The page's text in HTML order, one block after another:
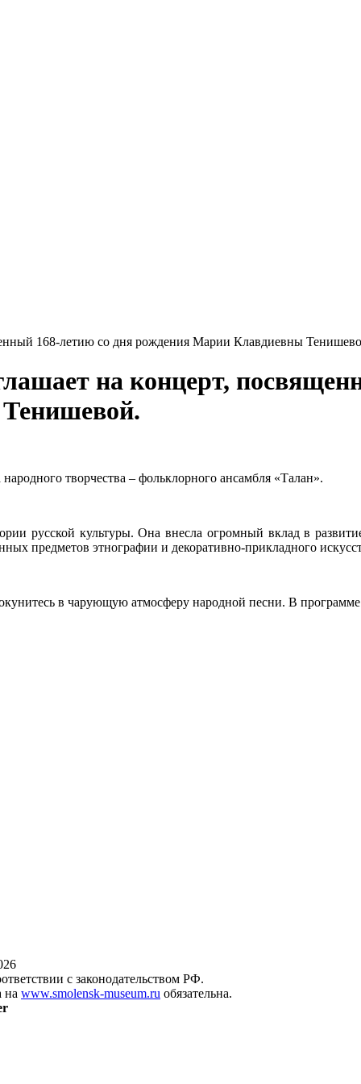
168-летию со дня рождения Марии Клавдиевны
на концерт,
творчества – фольклорного ансамбля «Талан».
русской культуры. Она внесла огромный вклад в
предметов этнографии и декоративно-прикладного
в чарующую атмосферу народной песни. В
с законодательством РФ.
на www.smolensk-museum.ru обязательна.